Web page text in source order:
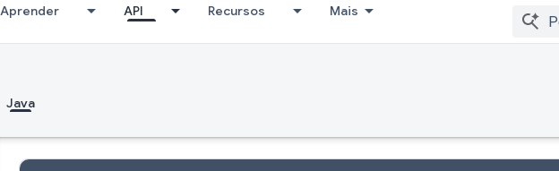
Aprender API Recursos Mais
Java